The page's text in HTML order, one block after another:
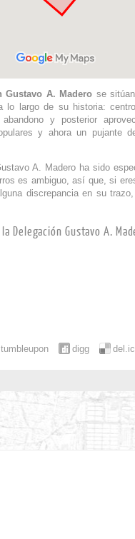
Gustavo A. Madero se
lo largo de su historia:
y posterior
y ahora un pujante
A. Madero ha sido
es ambiguo, así que, si
discrepancia en su
Delegación Gustavo A.
digg